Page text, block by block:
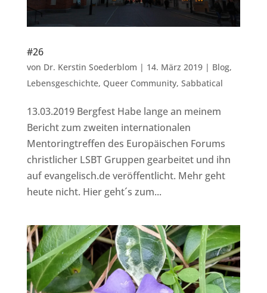
#26
von Dr. Kerstin Soederblom | 14. März 2019| Blog,
Lebensgeschichte, Queer Community, Sabbatical
13.03.2019 Bergfest Habe lange an meinem
Bericht zum zweiten internationalen
Mentoringtreffen des Europäischen Forums
christlicher LSBT Gruppen gearbeitet und ihn
auf evangelisch.de veröffentlicht. Mehr geht
heute nicht. Hier geht´s zum...